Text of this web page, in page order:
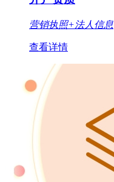
营销执照+法人信息
查看详情